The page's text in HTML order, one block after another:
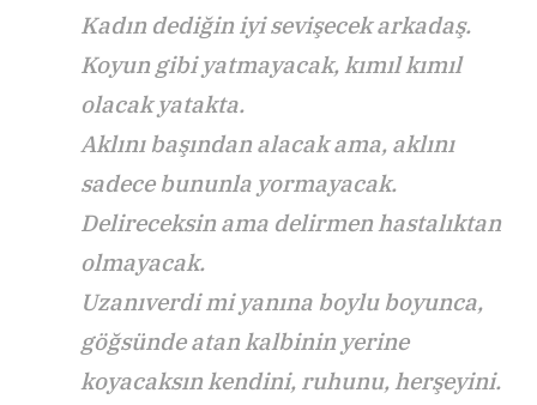
Kadın dediğin iyi sevişecek arkadaş.
Koyun gibi yatmayacak, kımıl kımıl
olacak yatakta.
Aklını başından alacak ama, aklını
sadece bununla yormayacak.
Delireceksin ama delirmen hastalıktan
olmayacak.
Uzanıverdi mi yanına boylu boyunca,
göğsünde atan kalbinin yerine
koyacaksın kendini, ruhunu, herşeyini.